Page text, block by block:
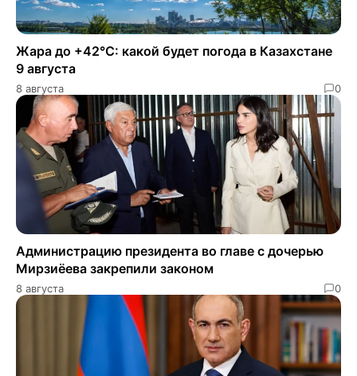
Жара до +42°C: какой будет погода в Казахстане
9 августа
8 августа 0
Администрацию президента во главе с дочерью
Мирзиёева закрепили законом
8 августа 0